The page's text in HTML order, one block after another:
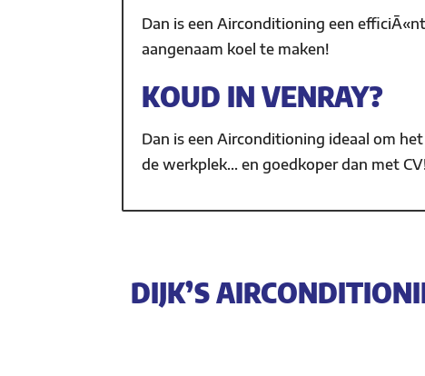
Dan is een Airconditioning een
aangenaam koel te maken!
KOUD IN VENRAY?
Dan is een Airconditioning ideaal om
de werkplek… en goedkoper dan met
DIJK’S